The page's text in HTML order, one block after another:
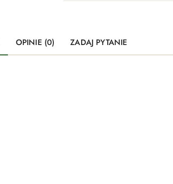
OPINIE (0) ZADAJ PYTANIE